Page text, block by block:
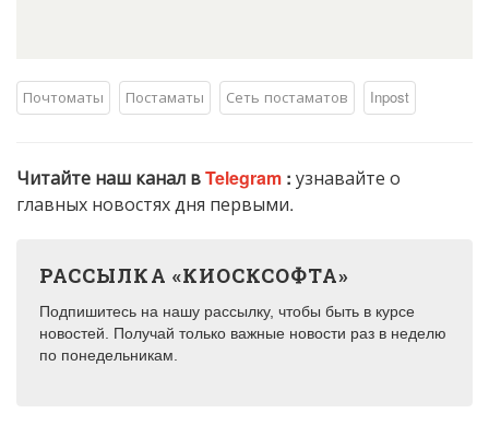
Почтоматы Постаматы Сеть постаматов Inpost
Читайте наш канал вTelegram : узнавайте о
главных новостях дня первыми.
РАССЫЛКА «КИОСКСОФТА»
Подпишитесь на нашу рассылку, чтобы быть в курсе
новостей. Получай только важные новости раз в неделю
по понедельникам.